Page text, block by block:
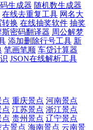
生成器 随机数生成器
在线去重复工具 网名大
转换 在线抽奖软件 抽奖
斯密码翻译器 周公解梦
添加删除行号工具 新
笔画笔顺 车贷计算器
JSON在线解析工具
点 重庆景点 河南景点
点 江苏景点 浙江景点
点 贵州景点 辽宁景点
古景点 海南景点 云南景